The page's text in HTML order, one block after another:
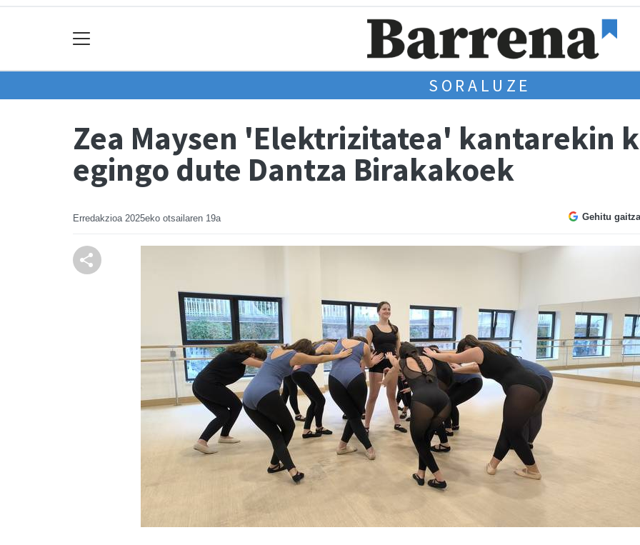
SORALUZE
Zea Maysen 'Elektrizitatea' kantarekin
egingo dute Dantza Birakakoek
Erredakzioa 2025eko otsailaren 19a Gehitu